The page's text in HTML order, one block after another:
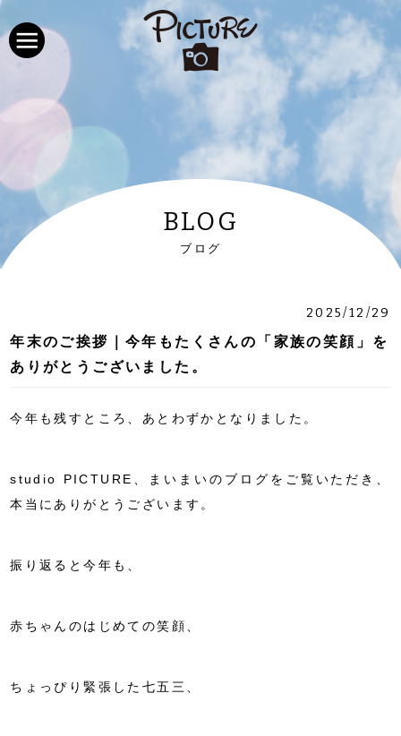
BLOG
ブログ
2025/12/29
年末のご挨拶｜今年もたくさんの「家族の笑顔」を
ありがとうございました。
今年も残すところ、あとわずかとなりました。
studio PICTURE、まいまいのブログをご覧いただき、
本当にありがとうございます。
振り返ると今年も、
赤ちゃんのはじめての笑顔、
ちょっぴり緊張した七五三、